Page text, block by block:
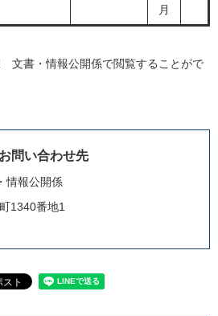
月
文書・情報公開係で閲覧することがで
問い合わせ先
情報公開係
1340番地1